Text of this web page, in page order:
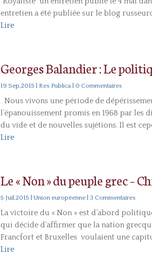
entretien a été publiée sur le blog
Lire
Georges Balandier : Le
19 Sep,2015 Res Publica | 0 Commentaires
Nous vivons une période de
l’épanouissement promis en 1968 par les
du vide et de nouvelles sujétions. Il est
Lire
Le « Non » du peuple grec –
5 Juil,2015 |Union européenne | 3 Commentaires
La victoire du « Non » est d’abord
qui décide d’affirmer que la nation
Francfort et Bruxelles voulaient une
Lire